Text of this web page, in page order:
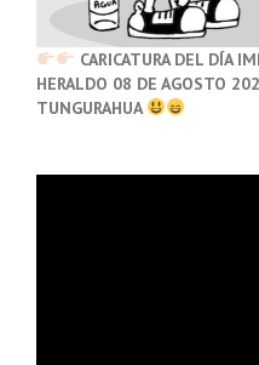
CARICATURA DEL DÍA
HERALDO 08 DE AGOSTO
TUNGURAHUA